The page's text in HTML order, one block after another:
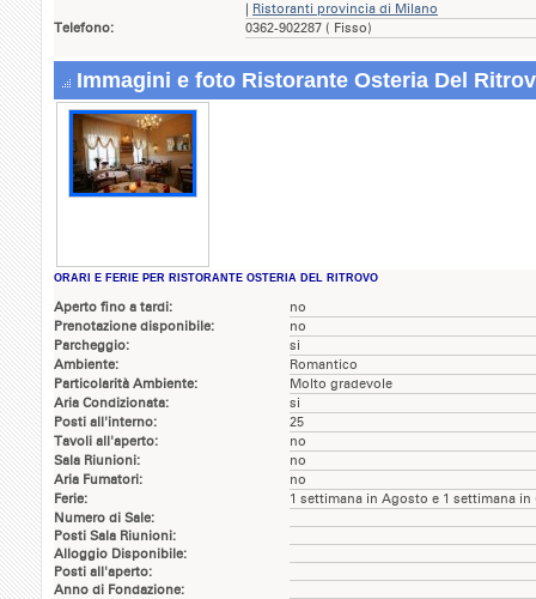
| Ristoranti provincia di Milano
Telefono:
0362-902287 ( Fisso)
Immagini e foto Ristorante Osteria Del
ORARI E FERIE PER RISTORANTE OSTERIA DEL RITROVO
Aperto fino a tardi:
no
Prenotazione disponibile:
no
Parcheggio:
si
Ambiente:
Romantico
Particolarità Ambiente:
Molto gradevole
Aria Condizionata:
si
Posti all'interno:
25
Tavoli all'aperto:
no
Sala Riunioni:
no
Aria Fumatori:
no
Ferie:
1 settimana in Agosto e 1 settimana in
Numero di Sale:
Posti Sala Riunioni:
Alloggio Disponibile:
Posti all'aperto:
Anno di Fondazione: